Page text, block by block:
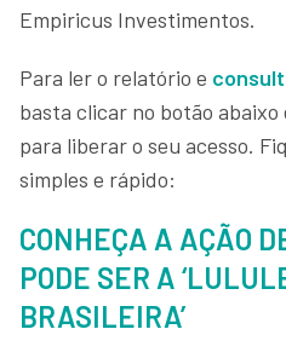
Empiricus Investimentos.
Para ler o relatório e
basta clicar no botão
para liberar o seu acesso.
simples e rápido:
CONHEÇA A AÇÃO
PODE SER A
BRASILEIRA’